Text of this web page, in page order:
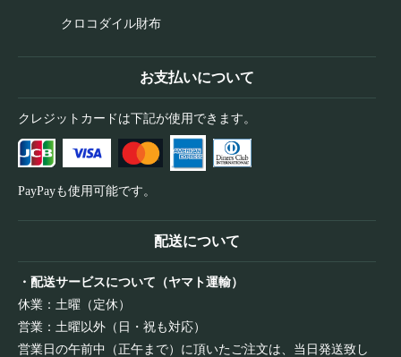
クロコダイル財布
お支払いについて
クレジットカードは下記が使用できます。
PayPayも使用可能です。
配送について
・配送サービスについて（ヤマト運輸）
休業：土曜（定休）
営業：土曜以外（日・祝も対応）
営業日の午前中（正午まで）に頂いたご注文は、当日発送致し